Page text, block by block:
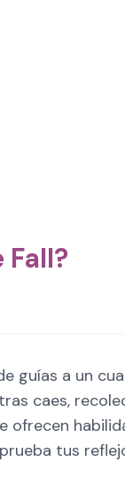
guías a un
caes,
ofrecen
tus